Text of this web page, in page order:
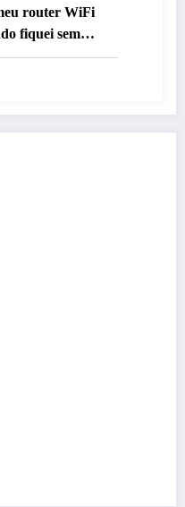
router WiFi
fiquei sem